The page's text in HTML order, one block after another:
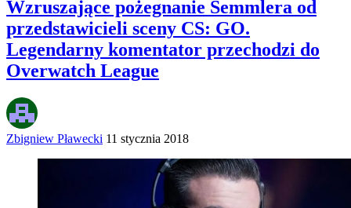
Wzruszające pożegnanie Semmlera od
przedstawicieli sceny CS: GO.
Legendarny komentator przechodzi do
Overwatch League
Zbigniew Pławecki 11 stycznia 2018